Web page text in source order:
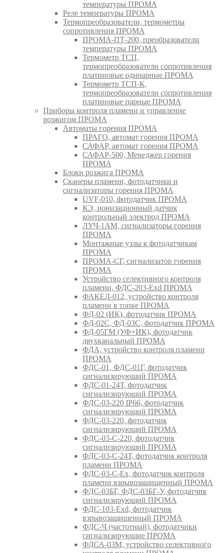
температуры ПРОМА
Реле температуры ПРОМА
Термопреобразователи, термометры
сопротивления ПРОМА
ПРОМА-ПТ-200, преобразователи
температуры ПРОМА
Термометр ТСП,
термопреобразователи сопротивления
платиновые одинарные ПРОМА
Термометр ТСП-К,
термопреобразователи сопротивления
платиновые парные ПРОМА
Приборы контроля пламени и управление
розжигом ПРОМА
Автоматы горения ПРОМА
ПРАГО, автомат горения ПРОМА
САФАР, автомат горения ПРОМА
САФАР-500, Менеджер горения
ПРОМА
Блоки розжига ПРОМА
Сканеры пламени, фотодатчики и
сигнализаторы горения ПРОМА
UVF-010, фотодатчик ПРОМА
КЭ, ионизационный датчик
контрольный электрод ПРОМА
ЛУЧ-1АМ, сигнализаторы горения
ПРОМА
Монтажные узлы к фотодатчикам
ПРОМА
ПРОМА-СГ, сигнализатор горения
ПРОМА
Устройство селективного контроля
пламени, ФДС-203-Exd ПРОМА
ФАКЕЛ-012, устройство контроля
пламени в топке ПРОМА
ФД-02 (ИК), фотодатчик ПРОМА
ФД-02С, ФД-03С, фотодатчик ПРОМА
ФД-05ГМ (УФ+ИК), фотодатчик
двухканальный ПРОМА
ФДА, устройство контроля пламени
ПРОМА
ФДС-01, ФДС-01Г, фотодатчик
сигнализирующий ПРОМА
ФДС-01-24Т, фотодатчик
сигнализирующий ПРОМА
ФДС-03-220 IP66, фотодатчик
сигнализирующий ПРОМА
ФДС-03-220, фотодатчик
сигнализирующий ПРОМА
ФДС-03-С-220, фотодатчик
сигнализирующий ПРОМА
ФДС-03-С-24Т, фотодатчик контроля
пламени ПРОМА
ФДС-03-С-Ex, фотодатчик контроля
пламени взрывозащищенный ПРОМА
ФДС-03БГ, ФДС-03БГ-У, фотодатчик
сигнализирующий ПРОМА
ФДС-103-Ехd, фотодатчик
взрывозащищенный ПРОМА
ФДС-Ч (частотный), фотодатчики
сигнализирующие ПРОМА
ФДСА-03М, устройство селективного